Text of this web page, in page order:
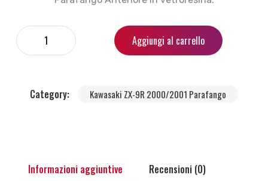
Aggiungi al carrello
Category: Kawasaki ZX-9R 2000/2001 Parafango
Informazioni aggiuntive Recensioni (0)